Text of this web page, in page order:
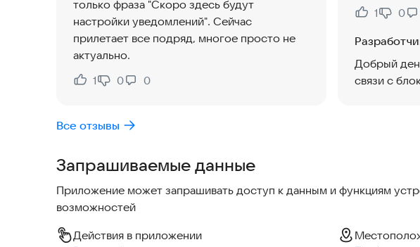
только фраза "Скоро здесь будут
настройки уведомлений". Сейчас
прилетает все подряд, многое просто не
актуально.
Нравится:
1
Не нравится:
0 0
Нравится:
1
Не
0
Добрый
связи с
Все отзывы
Запрашиваемые данные
Приложение может запрашивать доступ к данным и функциям
возможностей
Действия в приложении